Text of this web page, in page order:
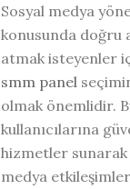
Sosyal medya
konusunda doğru
atmak isteyenler
smm panel
olmak önemlidir.
kullanıcılarına
hizmetler sunarak
medya